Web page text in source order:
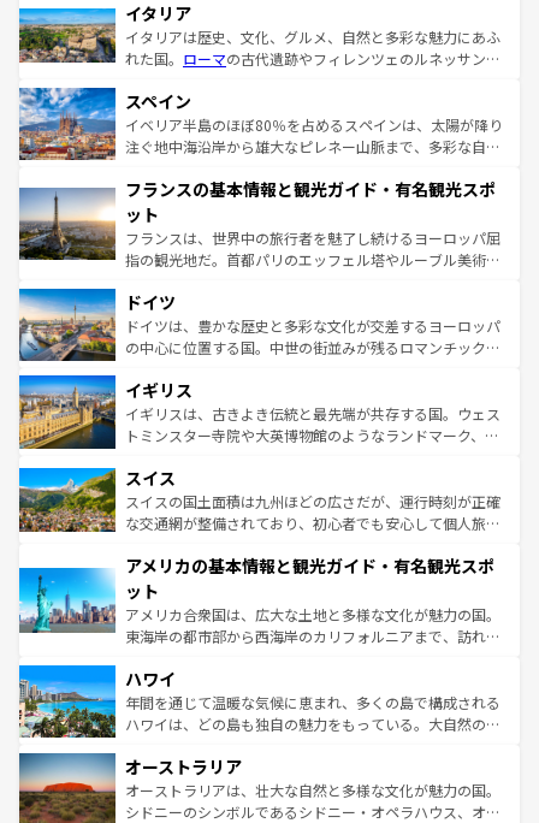
イタリア
イタリアは歴史、文化、グルメ、自然と多彩な魅力にあふ
れた国。 ローマの古代遺跡やフィレンツェのルネッサンス
ろん、トスカーナの美しい田園風景やアマルフィ海岸の絶
景など、自然景観も見逃せない。観光の合間には、本場の
ピザやパスタなど、絶品のイタリア料理を堪能することも
ませてくれるイタリアで、忘れられない旅をしてみよう！
なお、新着のイタリア情報は
しい。
スペイン
イベリア半島のほぼ80％を占めるスペインは、太陽が降り
注ぐ地中海沿岸から雄大なピレネー山脈まで、多彩な自然
文化が根付くこの国では、情熱的なフラメンコ、熱気あふ
れる闘牛、そして美味しいタパスが生活の一部となってい
る。首都マドリードの洗練された雰囲気や、バルセロナの
アートに溢れた街角から、地方では古代ローマ遺跡や中世
せる。地方によって風土や気候が異なるスペインはその個
性で訪れる人を魅了する。 なお、新着のスペイン情報は コ
ンテンツ一覧を参照してほしい。
フランスの基本情報と観光ガイド・有名観光スポ
ット
フランスは、世界中の旅行者を魅了し続けるヨーロッパ屈
指の観光地だ。首都パリのエッフェル塔やルーブル美術館
で、幅広い魅力が詰まっている。華麗な宮殿、歴史的な大
聖堂、美しいビーチ、そして豊かな自然が、訪れる者を心
から魅了する。また、フランスは美食の国としても知ら
いる。シャンパンの発祥地であるランス、プロヴァンスの
香り高いラベンダー畑など、多彩な楽しみ方が可能だ。さ
らに、パリ以外の地域にも魅力が溢れており、どの街角に
れる地方に足を運ぶとそれぞれで全く異なる文化を体験で
きるだろう。 なお、新着のフランス情報はコンテンツ一覧
を参照してほしい。
ドイツ
ドイツは、豊かな歴史と多彩な文化が交差するヨーロッパ
の中心に位置する国。中世の街並みが残るロマンチック街
顔を持つこの国は、どこを歩いても飽きることがない。ベ
ルリンの文化的活気、バイエルン州のアルプスの絶景、そ
してライン川沿いのワイン畑といった風景は必見。ビール
は、お酒好きな人にはぜひ体験してほしい。 なお、新着の
ドイツ情報はコンテンツ一覧を参照してほしい。
イギリス
イギリスは、古きよき伝統と最先端が共存する国。ウェス
トミンスター寺院や大英博物館のようなランドマーク、歴
リアごとに異なる魅力がある。また、優雅なアフタヌーン
ティー、ビール好きにはたまらない英国パブ、サッカー観
戦など、本場だからこそできる体験も豊富。イギリスを旅
ンツ一覧を参照してほしい。
スイス
スイスの国土面積は九州ほどの広さだが、運行時刻が正確
な交通網が整備されており、初心者でも安心して個人旅行
の建物がそのまま残る町や、スイスならではのユニークな
博物館もあり、アルプス観光だけでなく町歩きも満喫する
ことができる。国民の所得が高いため物価も高いが、旅行
者向けの交通パス提供のサービスもあり、うまく活用すれ
着のスイス情報は
アメリカの基本情報と観光ガイド・有名観光スポ
ット
アメリカ合衆国は、広大な土地と多様な文化が魅力の国。
東海岸の都市部から西海岸のカリフォルニアまで、訪れる
のような巨大都市は、観光、ショッピング、エンターテイ
ンメントが詰まった刺激的なスポットだ。一方、アメリカ
西部には大自然が広がり、グランドキャニオンやイエロー
部のニューオーリンズでは、音楽と美食が融合した独特の
文化が魅力。旅行者はアメリカの各地域で異なる魅力を楽
しみながら、その多様性と豊かな歴史を感じることができ
ハワイ
年間を通じて温暖な気候に恵まれ、多くの島で構成される
ハワイは、どの島も独自の魅力をもっている。大自然の神
ワイ島は見逃せない。また、定番の観光地といえばオアフ
島だが、静かな自然を求めるならマウイ島やカウアイ島が
おすすめ。エメラルドグリーンに輝く海をはじめ、豊かな
オーストラリア
オーストラリアは、壮大な自然と多様な文化が魅力の国。
シドニーのシンボルであるシドニー・オペラハウス、オー